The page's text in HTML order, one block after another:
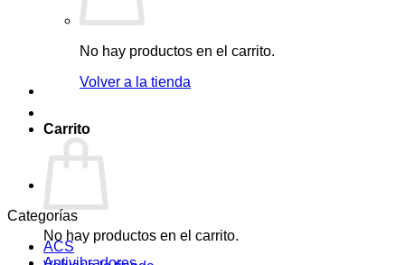
No hay productos en el carrito.
Volver a la tienda
Carrito
No hay productos en el carrito.
Categorías
ACS